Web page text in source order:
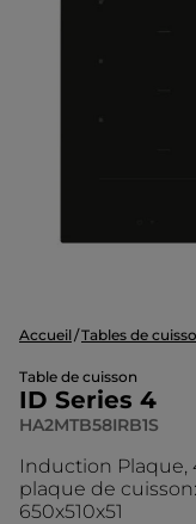
Accueil Tables de
Table de cuisson
ID Series 4
HA2MTB58IRB1S
Induction Plaque,
plaque de
650x510x51